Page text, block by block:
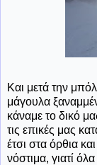
Και μετά την
μάγουλα
κάναμε το δικό
τις επικές μας
έτσι στα όρθια
νόστιμα, γιατί